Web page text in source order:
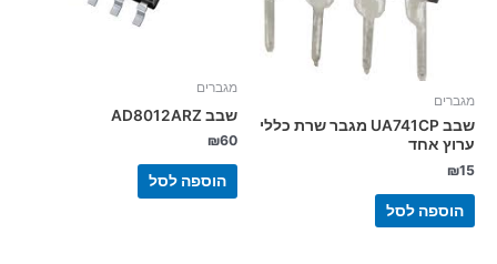
מגברים
שבב UA741CP מגבר שרת כללי
ערוץ אחד
₪15
הוספה לסל
מגברים
שבב AD8012ARZ
₪60
הוספה לסל